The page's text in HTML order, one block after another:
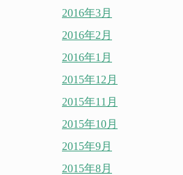
2016年3月
2016年2月
2016年1月
2015年12月
2015年11月
2015年10月
2015年9月
2015年8月